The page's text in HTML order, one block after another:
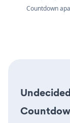
Countdown